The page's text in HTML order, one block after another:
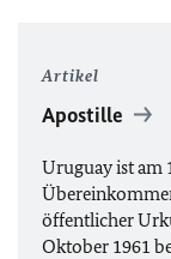
Artikel
Apostille
Uruguay ist am
öffentlicher
Oktober 1961